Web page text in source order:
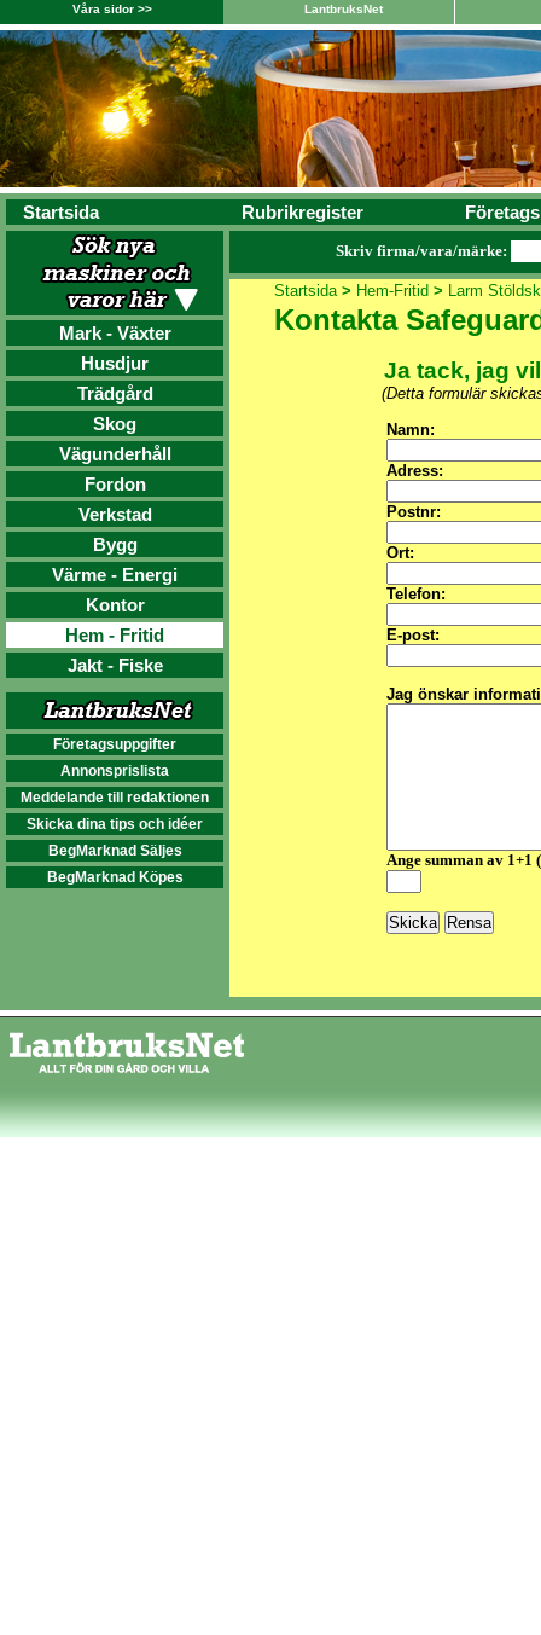
Våra sidor >> LantbruksNet
Startsida Rubrikregister
Mark - Växter
Husdjur
Trädgård
Skog
Vägunderhåll
Fordon
Verkstad
Bygg
Värme - Energi
Kontor
Hem - Fritid
Jakt - Fiske
Företagsuppgifter
Annonsprislista
Meddelande till redaktionen
Skicka dina tips och idéer
BegMarknad Säljes
BegMarknad Köpes
Skriv firma/vara/märke:
Startsida> Hem-Fritid > Larm
Kontakta
Ja tack, jag
(Detta formulär
Namn:
Adress:
Postnr:
Ort:
Telefon:
E-post:
Jag önskar
Ange summan av 1+1